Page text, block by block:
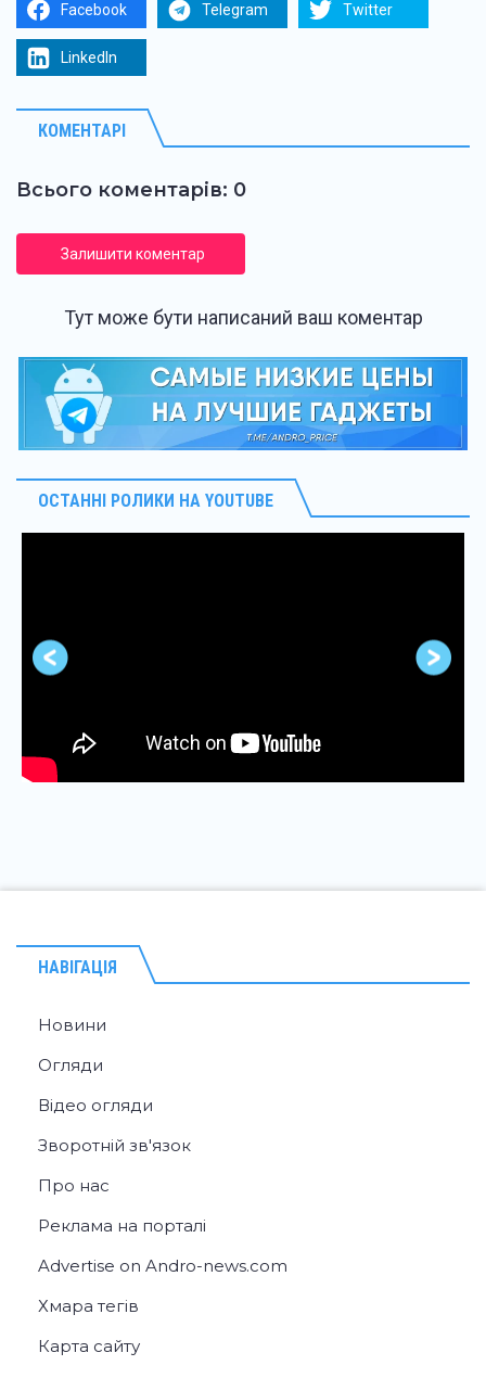
Facebook Telegram Twitter
LinkedIn
КОМЕНТАРІ
Всього коментарів: 0
Залишити коментар
Тут може бути написаний ваш коментар
ОСТАННІ РОЛИКИ НА YOUTUBE
НАВІГАЦІЯ
Новини
Огляди
Відео огляди
Зворотній зв'язок
Про нас
Реклама на порталі
Advertise on Andro-news.com
Хмара тегів
Карта сайту